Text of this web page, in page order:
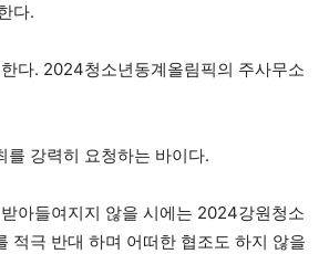
다.
다. 2024청소년동계올림픽의 주사무소
를 강력히 요청하는 바이다.
아들여지지 않을 시에는 2024강원청소
적극 반대 하며 어떠한 협조도 하지 않을